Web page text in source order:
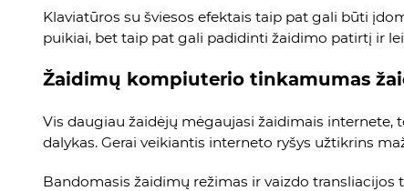
Klaviatūros su šviesos efektais taip pat gali būti
puikiai, bet taip pat gali padidinti žaidimo patirtį ir
Žaidimų kompiuterio tinkamumas
Vis daugiau žaidėjų mėgaujasi žaidimais
dalykas. Gerai veikiantis interneto ryšys užtikrins
Bandomasis žaidimų režimas ir vaizdo